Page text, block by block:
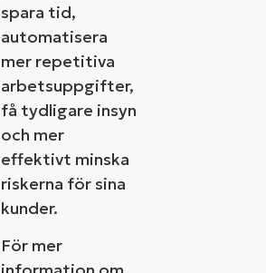
spara tid,
automatisera
mer repetitiva
arbetsuppgifter,
få tydligare insyn
och mer
effektivt minska
riskerna för sina
kunder.
För mer